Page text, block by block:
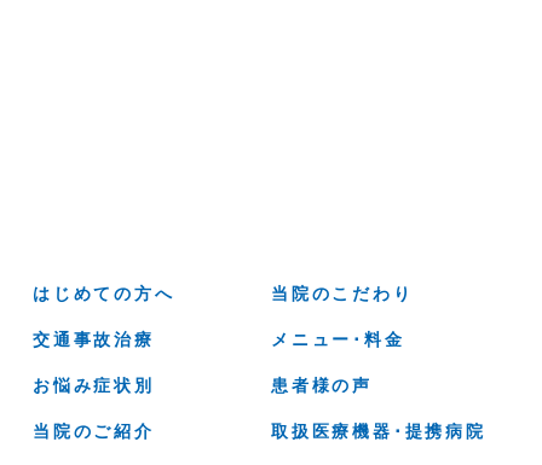
はじめての方へ 当院のこだわり
交通事故治療 メニュー･料金
お悩み症状別 患者様の声
当院のご紹介 取扱医療機器･提携病院